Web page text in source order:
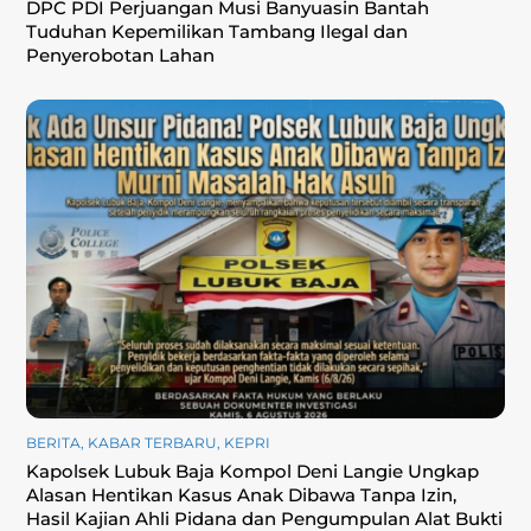
DPC PDI Perjuangan Musi Banyuasin Bantah
Tuduhan Kepemilikan Tambang Ilegal dan
Penyerobotan Lahan
BERITA, KABAR TERBARU, KEPRI
Kapolsek Lubuk Baja Kompol Deni Langie Ungkap
Alasan Hentikan Kasus Anak Dibawa Tanpa Izin,
Hasil Kajian Ahli Pidana dan Pengumpulan Alat Bukti